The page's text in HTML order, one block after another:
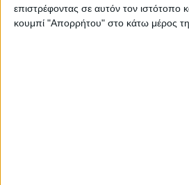
επιστρέφοντας σε αυτόν τον ιστότοπο
κουμπί "Απορρήτου" στο κάτω μέρος
ΔΙΑΒΆΣΤΕ ΠΕΡΙΣΣΌΤΕΡΑ